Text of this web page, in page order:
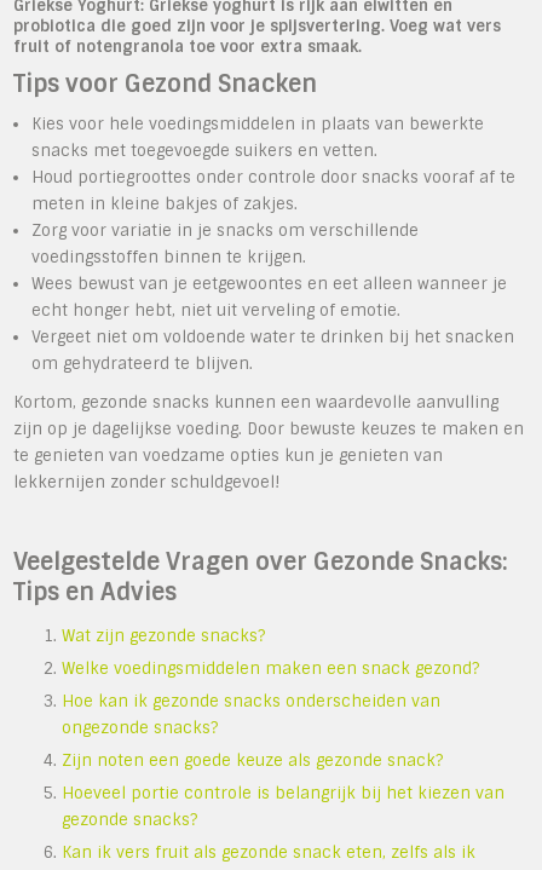
Griekse Yoghurt: Griekse yoghurt is rijk aan eiwitten en
probiotica die goed zijn voor je spijsvertering. Voeg wat vers
fruit of notengranola toe voor extra smaak.
Tips voor Gezond Snacken
Kies voor hele voedingsmiddelen in plaats van bewerkte
snacks met toegevoegde suikers en vetten.
Houd portiegroottes onder controle door snacks vooraf af te
meten in kleine bakjes of zakjes.
Zorg voor variatie in je snacks om verschillende
voedingsstoffen binnen te krijgen.
Wees bewust van je eetgewoontes en eet alleen wanneer je
echt honger hebt, niet uit verveling of emotie.
Vergeet niet om voldoende water te drinken bij het snacken
om gehydrateerd te blijven.
Kortom, gezonde snacks kunnen een waardevolle aanvulling
zijn op je dagelijkse voeding. Door bewuste keuzes te maken en
te genieten van voedzame opties kun je genieten van
lekkernijen zonder schuldgevoel!
Veelgestelde Vragen over Gezonde Snacks:
Tips en Advies
Wat zijn gezonde snacks?
Welke voedingsmiddelen maken een snack gezond?
Hoe kan ik gezonde snacks onderscheiden van
ongezonde snacks?
Zijn noten een goede keuze als gezonde snack?
Hoeveel portie controle is belangrijk bij het kiezen van
gezonde snacks?
Kan ik vers fruit als gezonde snack eten, zelfs als ik